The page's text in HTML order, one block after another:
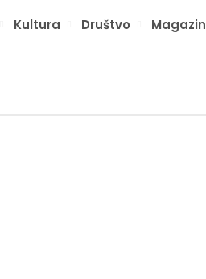
Kultura Društvo Magazin